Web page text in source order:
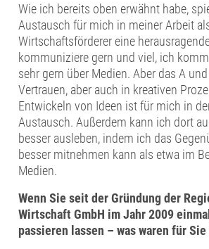
Wie ich bereits oben erwähnt habe,
Austausch für mich in meiner Arbeit
Wirtschaftsförderer eine
kommuniziere gern und viel, ich
sehr gern über Medien. Aber das A
Vertrauen, aber auch in kreativen
Entwickeln von Ideen ist für mich in
Austausch. Außerdem kann ich dort
besser ausleben, indem ich das
besser mitnehmen kann als etwa im
Medien.
Wenn Sie seit der Gründung der
Wirtschaft GmbH im Jahr 2009
passieren lassen – was waren für